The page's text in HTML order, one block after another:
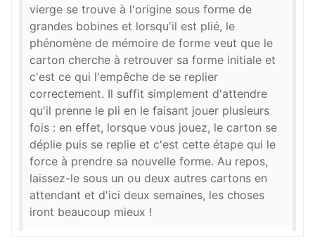
vierge se trouve à l'origine sous forme de
grandes bobines et lorsqu'il est plié, le
phénomène de mémoire de forme veut que le
carton cherche à retrouver sa forme initiale et
c'est ce qui l'empêche de se replier
correctement. Il suffit simplement d'attendre
qu'il prenne le pli en le faisant jouer plusieurs
fois : en effet, lorsque vous jouez, le carton se
déplie puis se replie et c'est cette étape qui le
force à prendre sa nouvelle forme. Au repos,
laissez-le sous un ou deux autres cartons en
attendant et d'ici deux semaines, les choses
iront beaucoup mieux !